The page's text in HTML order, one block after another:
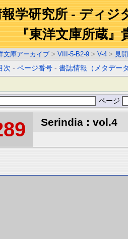
学研究所 - ディジ
『東洋文庫所蔵』
文庫アーカイブ > VIII-5-B2-9 > V-4 > 見
次 -ページ番号 -書誌情報（メタデー
ページ
Serindia : vol.4